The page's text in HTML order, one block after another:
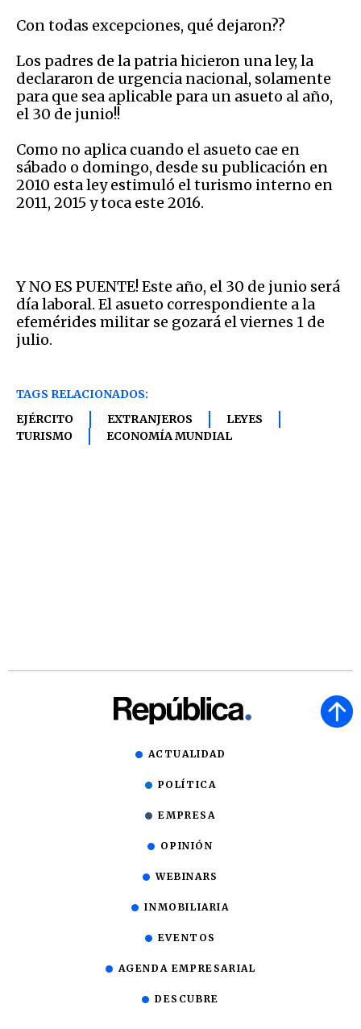
Con todas excepciones, qué dejaron??
Los padres de la patria hicieron una ley, la
declararon de urgencia nacional, solamente
para que sea aplicable para un asueto al año,
el 30 de junio!!
Como no aplica cuando el asueto cae en
sábado o domingo, desde su publicación en
2010 esta ley estimuló el turismo interno en
2011, 2015 y toca este 2016.
Y NO ES PUENTE! Este año, el 30 de junio será
día laboral. El asueto correspondiente a la
efemérides militar se gozará el viernes 1 de
julio.
TAGS RELACIONADOS:
EJÉRCITO
EXTRANJEROS
LEYES
TURISMO
ECONOMÍA MUNDIAL
ACTUALIDAD
POLÍTICA
EMPRESA
OPINIÓN
WEBINARS
INMOBILIARIA
EVENTOS
AGENDA EMPRESARIAL
DESCUBRE